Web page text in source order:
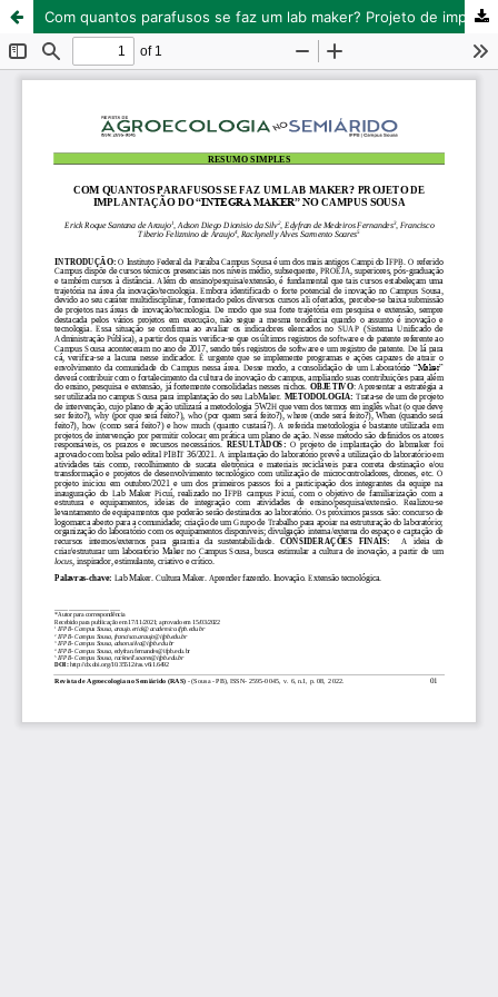
Com quantos parafusos se faz um lab maker? Projeto de implantação do “INTEGRA maker” no campus Sousa